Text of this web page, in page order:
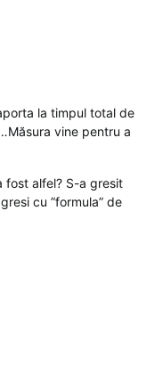
la timpul total de
vine pentru a
fost alfel? S-a gresit
cu ”formula” de